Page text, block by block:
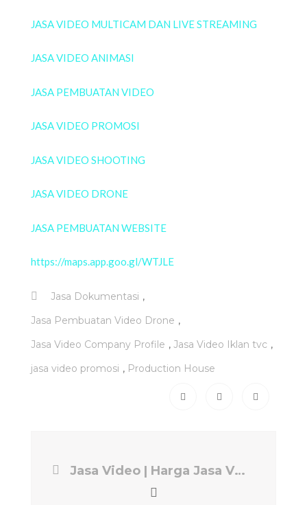
JASA VIDEO MULTICAM DAN LIVE STREAMING
JASA VIDEO ANIMASI
JASA PEMBUATAN VIDEO
JASA VIDEO PROMOSI
JASA VIDEO SHOOTING
JASA VIDEO DRONE
JASA PEMBUATAN WEBSITE
https://maps.app.goo.gl/WTJLE
Jasa Dokumentasi ,
Jasa Pembuatan Video Drone ,
Jasa Video Company Profile , Jasa Video Iklan tvc ,
jasa video promosi , Production House
Jasa Video | Harga Jasa Video Company Profile | Production House EPS PRODUCTION